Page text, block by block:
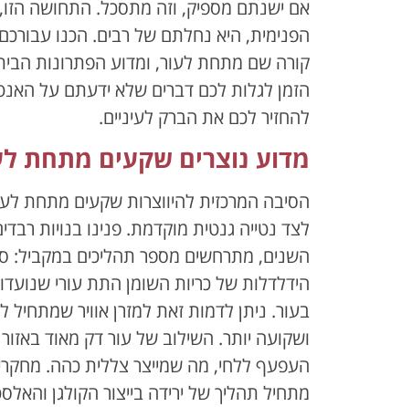
אם ישנתם מספיק, וזה מתסכל. התחושה
הפנימית, היא נחלתם של רבים. הכנו
קורה שם מתחת לעור, ומדוע הפתרונות
הזמן לגלות לכם דברים שלא ידעתם על
להחזיר לכם את הברק לעיניים.
מדוע נוצרים שקעים מתחת
הסיבה המרכזית להיווצרות שקעים מתחת
לצד נטייה גנטית מוקדמת. פנינו בנויות
השנים, מתרחשים מספר תהליכים במקביל:
הידלדלות של כריות השומן התת עורי
בעור. ניתן לדמות זאת למזרן אוויר
ושקועה יותר. השילוב של עור דק מאוד
מתחיל תהליך של ירידה בייצור הקולגן